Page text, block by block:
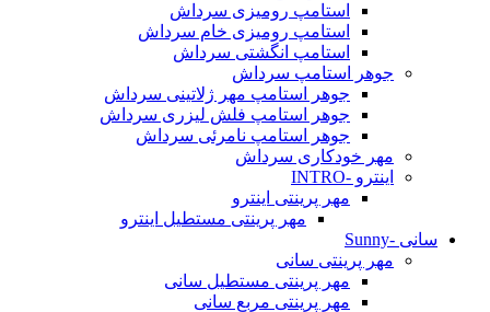
استامپ رومیزی سرداش
استامپ رومیزی خام سرداش
استامپ انگشتی سرداش
جوهر استامپ سرداش
جوهر استامپ مهر ژلاتینی سرداش
جوهر استامپ فلش لیزری سرداش
جوهر استامپ نامرئی سرداش
مهر خودکاری سرداش
اینترو -INTRO
مهر پرینتی اینترو
مهر پرینتی مستطیل اینترو
سانی -Sunny
مهر پرینتی سانی
مهر پرینتی مستطیل سانی
مهر پرینتی مربع سانی